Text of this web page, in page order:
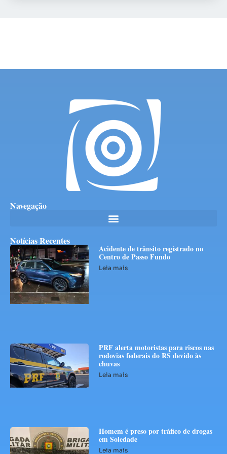
Navegação
Notícias Recentes
Acidente de trânsito registrado no
Centro de Passo Fundo
Leia mais
PRF alerta motoristas para riscos nas
rodovias federais do RS devido às
chuvas
Leia mais
Homem é preso por tráfico de drogas
em Soledade
Leia mais